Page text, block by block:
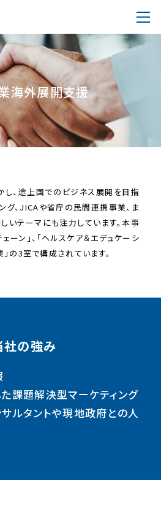
海外展開⽀援
、途上国でのビジネス展開を目指
グ、JICAや省庁の民間連携事業、ま
いテーマにも注力しています。本事
ーン」、「ヘルスケア＆エデュケーシ
」の3室で構成されています。
社の強み
課題解決型マーケティング
ルタントや現地政府との人